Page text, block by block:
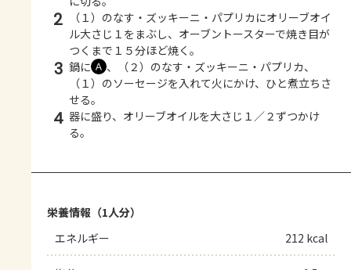
2
（１）のなす・ズッキーニ・パプリカにオリーブオイ
ル大さじ１をまぶし、オーブントースターで焼き目が
つくまで１５分ほど焼く。
3 鍋に Ａ 、（２）のなす・ズッキーニ・パプリカ、
（１）のソーセージを入れて火にかけ、ひと煮立ちさ
せる。
4 器に盛り、オリーブオイルを大さじ１／２ずつかけ
る。
栄養情報（1人分）
エネルギー
212 kcal